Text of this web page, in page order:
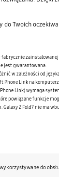
do Twoich
fabrycznie
jest gwarantowana.
w zależności od
Phone Link na
Link) wymaga
powiązane funkcje
Z Fold7 nie ma
do